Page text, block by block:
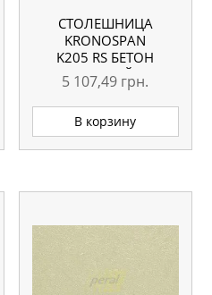
СТОЛЕШНИЦА
KRONOSPAN
K205 RS БЕТОН
ЧЕРНЫЙ
4100X600X38 ММ
ВЛАГОСТОЙКАЯ
5 107,49 грн.
В корзину